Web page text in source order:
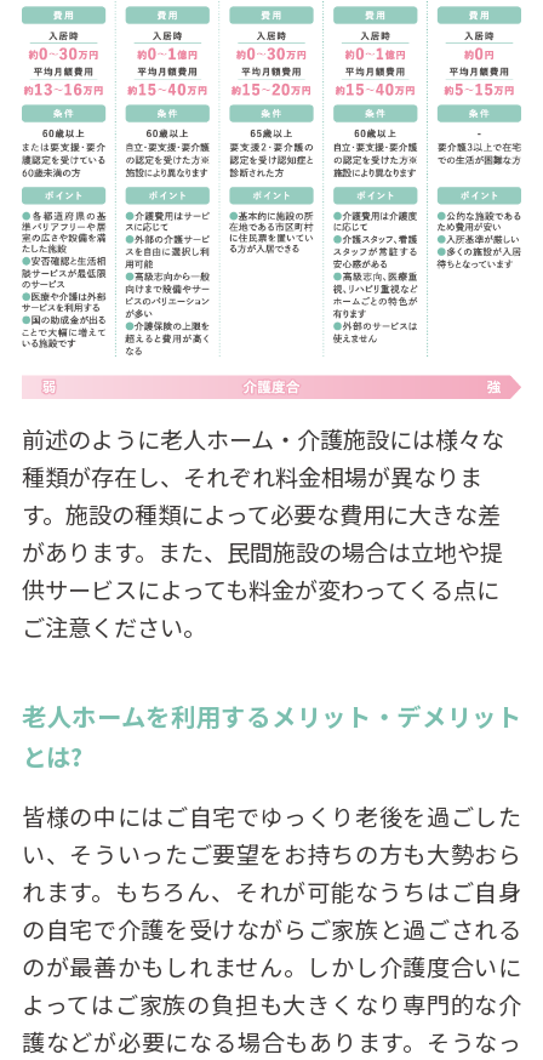
前述のように老人ホーム・介護施設には様々な
種類が存在し、それぞれ料金相場が異なりま
す。施設の種類によって必要な費用に大きな差
があります。また、民間施設の場合は立地や提
供サービスによっても料金が変わってくる点に
ご注意ください。
老人ホームを利用するメリット・デメリット
とは?
皆様の中にはご自宅でゆっくり老後を過ごした
い、そういったご要望をお持ちの方も大勢おら
れます。もちろん、それが可能なうちはご自身
の自宅で介護を受けながらご家族と過ごされる
のが最善かもしれません。しかし介護度合いに
よってはご家族の負担も大きくなり専門的な介
護などが必要になる場合もあります。そうなっ